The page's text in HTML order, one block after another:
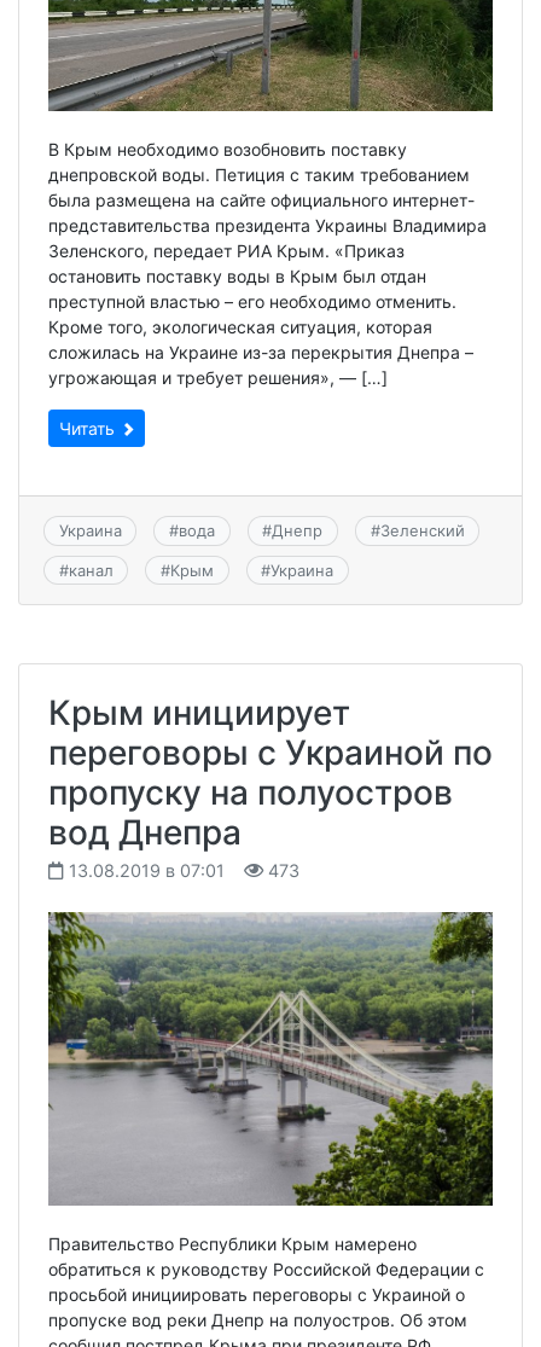
В Крым необходимо возобновить поставку
днепровской воды. Петиция с таким требованием
была размещена на сайте официального интернет-
представительства президента Украины Владимира
Зеленского, передает РИА Крым. «Приказ
остановить поставку воды в Крым был отдан
преступной властью – его необходимо отменить.
Кроме того, экологическая ситуация, которая
сложилась на Украине из-за перекрытия Днепра –
угрожающая и требует решения», — […]
Читать
Украина #вода #Днепр #Зеленский
#канал #Крым #Украина
Крым инициирует
переговоры с Украиной по
пропуску на полуостров
вод Днепра
13.08.2019 в 07:01 473
Правительство Республики Крым намерено
обратиться к руководству Российской Федерации с
просьбой инициировать переговоры с Украиной о
пропуске вод реки Днепр на полуостров. Об этом